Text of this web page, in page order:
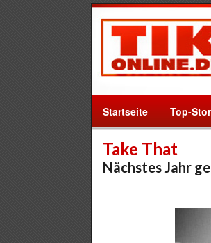
Startseite Top-
Take That
Nächstes Jahr